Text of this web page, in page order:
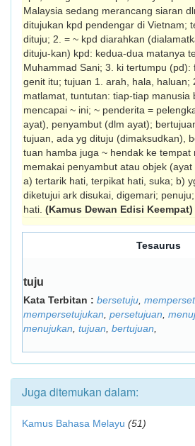
Malaysia sedang meran­cang siaran
dituju­kan kpd pendengar di Vietnam;
dituju; 2. = ~ kpd diarahkan
dituju-kan) kpd: kedua-dua matanya
Muhammad Sani; 3. ki tertumpu (pd):
genit itu; tujuan 1. arah, hala, haluan;
matlamat, tuntutan: tiap-tiap manusia
mencapai ~ ini; ~ penderita =
ayat), penyambut (dlm ayat);
tujuan, ada yg dituju (dimaksudkan),
tuan hamba juga ~ hendak ke tempat
memakai penyambut atau objek
a) tertarik hati, terpikat hati, suka; b)
diketujui ark disukai, digemari;
hati. (Kamus Dewan Edisi Keempat)
Tesaurus
tuju
Kata Terbitan : bersetuju
mempersetujukan persetujuan
menujukan tujuan bertujuan
Juga ditemukan dalam:
Kamus Bahasa Melayu (51)